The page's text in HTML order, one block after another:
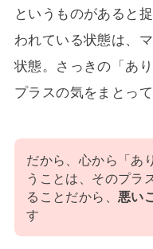
というものがあると
われている状態は、
状態。さっきの「あ
プラスの気をまとって
だから、心から「あ
うことは、そのプラ
ることだから、 悪い
す